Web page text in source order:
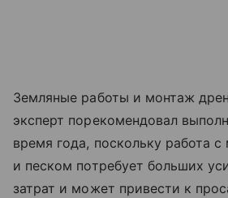
Земляные работы и монтаж
эксперт порекомендовал
время года, поскольку работа
и песком потребует больших
затрат и может привести к